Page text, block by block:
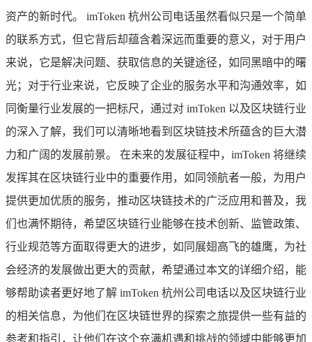
资产的新时代。 imToken 杭州公司电话虽然看似只是一个简单
的联系方式，但它背后却蕴含着深远而重要的意义，对于用户
来说，它是解决问题、获取信息的关键途径，如同黑暗中的曙
光；对于行业来说，它反映了企业的服务水平和沟通效率，如
同衡量行业发展的一把标尺，通过对 imToken 以及区块链行业
的深入了解，我们可以清晰地看到区块链技术所蕴含的巨大潜
力和广阔的发展前景。 在未来的发展征程中，imToken 将继续
发挥其在区块链行业中的重要作用，如同领航者一般，为用户
提供更加优质的服务，推动区块链技术的广泛应用和普及，我
们也满怀期待，希望区块链行业能够在技术创新、监管政策、
行业规范等方面取得更大的进步，如同展翅高飞的雄鹰，为社
会经济的发展做出更大的贡献，希望通过本文的详细介绍，能
够帮助读者更好地了解 imToken 杭州公司电话以及区块链行业
的相关信息，为他们在区块链世界的探索之旅提供一些有益的
参考和指引，让他们在这个充满机遇和挑战的领域中能够更加